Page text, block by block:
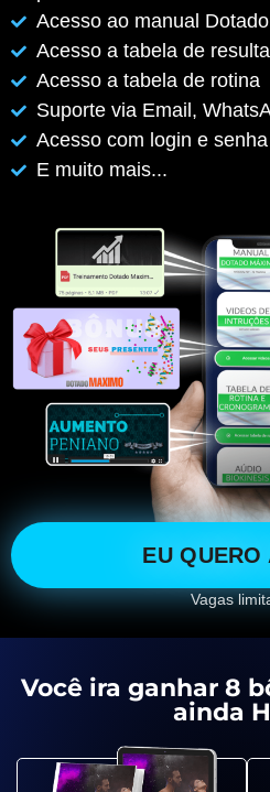
Acesso ao manual
Acesso a tabela de
Acesso a tabela de rotina
Suporte via Email,
Acesso com login e
E muito mais...
EU QUERO
Vagas
Você ira ganhar 8
ainda